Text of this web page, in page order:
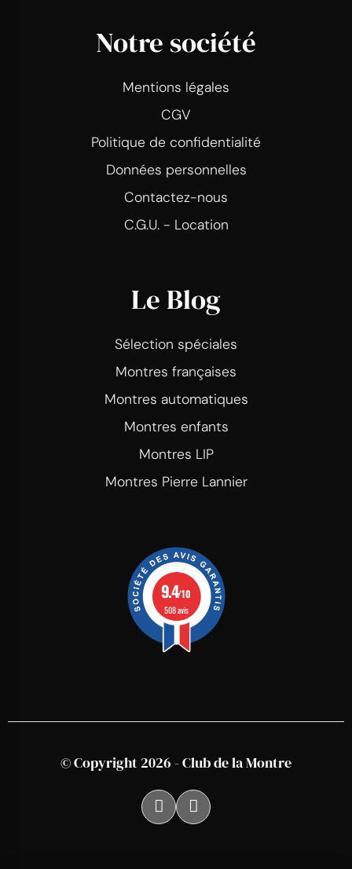
Notre société
Mentions légales
CGV
Politique de confidentialité
Données personnelles
Contactez-nous
C.G.U. - Location
Le Blog
Sélection spéciales
Montres françaises
Montres automatiques
Montres enfants
Montres LIP
Montres Pierre Lannier
9.4/10
508 avis
© Copyright 2026 - Club de la Montre